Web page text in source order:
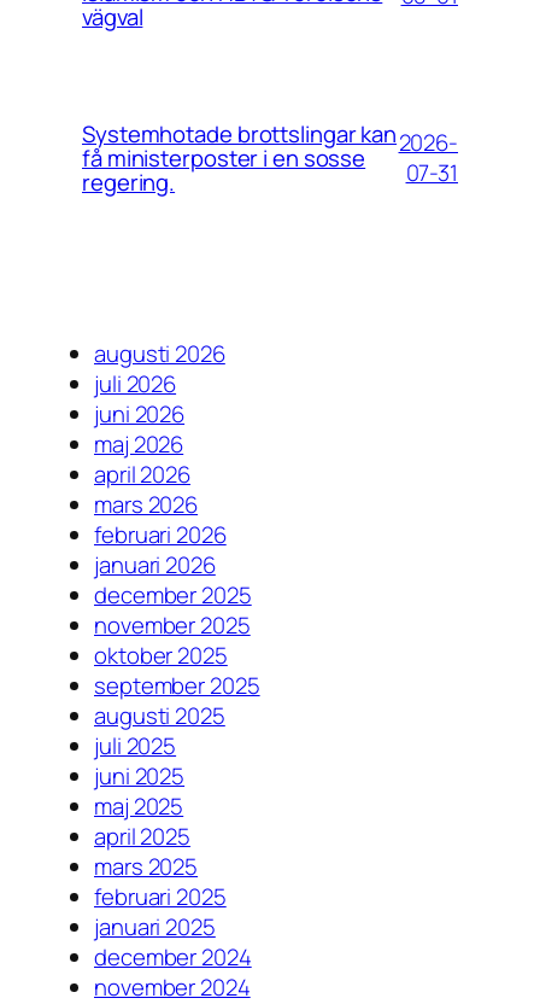
vägval
Systemhotade brottslingar kan
få ministerposter i en sosse
regering.
2026-
07-31
augusti 2026
juli 2026
juni 2026
maj 2026
april 2026
mars 2026
februari 2026
januari 2026
december 2025
november 2025
oktober 2025
september 2025
augusti 2025
juli 2025
juni 2025
maj 2025
april 2025
mars 2025
februari 2025
januari 2025
december 2024
november 2024